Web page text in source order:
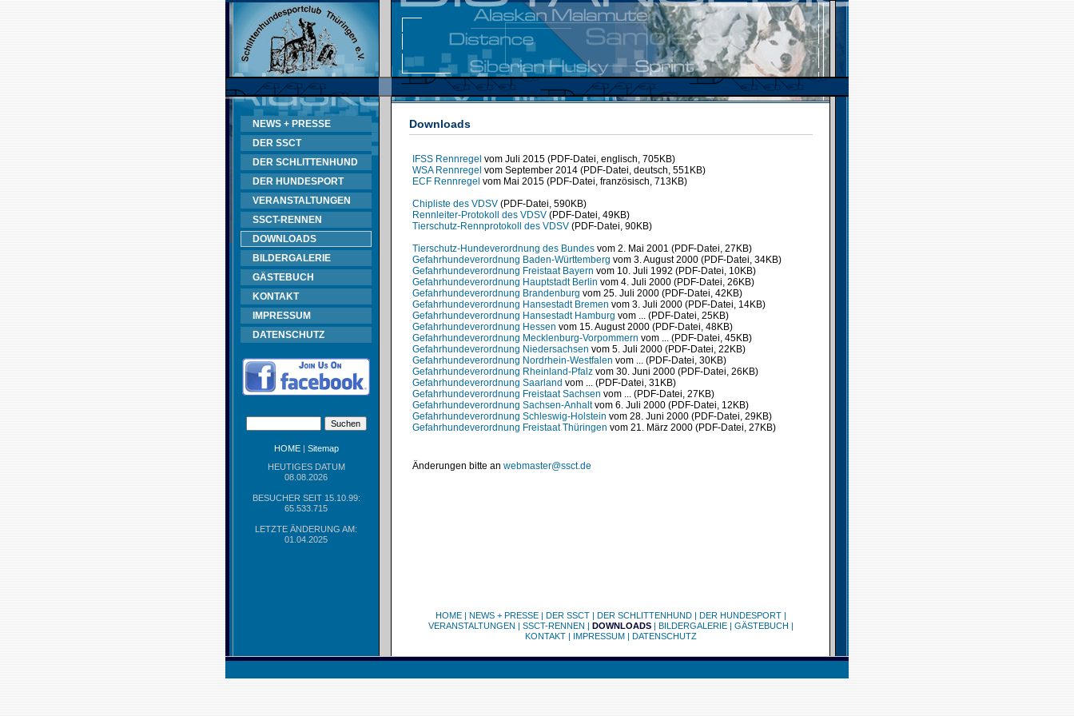
NEWS + PRESSE
DER SSCT
DER SCHLITTENHUND
DER HUNDESPORT
VERANSTALTUNGEN
SSCT-RENNEN
DOWNLOADS
BILDERGALERIE
GÄSTEBUCH
KONTAKT
IMPRESSUM
DATENSCHUTZ
HOME| Sitemap
HEUTIGES DATUM
08.08.2026
BESUCHER SEIT 15.10.99:
65.533.715
LETZTE ÄNDERUNG AM:
01.04.2025
Downloads
IFSS Rennregel vom Juli 2015 (PDF-Datei, englisch, 705KB)
WSA Rennregel vom September 2014 (PDF-Datei, deutsch, 551KB)
ECF Rennregel vom Mai 2015 (PDF-Datei, französisch, 713KB)
Chipliste des VDSV (PDF-Datei, 590KB)
Rennleiter-Protokoll des VDSV (PDF-Datei, 49KB)
Tierschutz-Rennprotokoll des VDSV (PDF-Datei, 90KB)
Tierschutz-Hundeverordnung des Bundes vom 2. Mai 2001 (PDF-Datei, 27KB)
Gefahrhundeverordnung Baden-Württemberg vom 3. August 2000 (PDF-Datei, 34KB)
Gefahrhundeverordnung Freistaat Bayern vom 10. Juli 1992 (PDF-Datei, 10KB)
Gefahrhundeverordnung Hauptstadt Berlin vom 4. Juli 2000 (PDF-Datei, 26KB)
Gefahrhundeverordnung Brandenburg vom 25. Juli 2000 (PDF-Datei, 42KB)
Gefahrhundeverordnung Hansestadt Bremen vom 3. Juli 2000 (PDF-Datei, 14KB)
Gefahrhundeverordnung Hansestadt Hamburg vom ... (PDF-Datei, 25KB)
Gefahrhundeverordnung Hessen vom 15. August 2000 (PDF-Datei, 48KB)
Gefahrhundeverordnung Mecklenburg-Vorpommern vom ... (PDF-Datei, 45KB)
Gefahrhundeverordnung Niedersachsen vom 5. Juli 2000 (PDF-Datei, 22KB)
Gefahrhundeverordnung Nordrhein-Westfalen vom ... (PDF-Datei, 30KB)
Gefahrhundeverordnung Rheinland-Pfalz vom 30. Juni 2000 (PDF-Datei, 26KB)
Gefahrhundeverordnung Saarland vom ... (PDF-Datei, 31KB)
Gefahrhundeverordnung Freistaat Sachsen vom ... (PDF-Datei, 27KB)
Gefahrhundeverordnung Sachsen-Anhaltvom 6. Juli 2000 (PDF-Datei, 12KB)
Gefahrhundeverordnung Schleswig-Holstein vom 28. Juni 2000 (PDF-Datei, 29KB)
Gefahrhundeverordnung Freistaat Thüringen vom 21. März 2000 (PDF-Datei, 27KB)
Änderungen bitte an webmaster@ssct.de
HOME| NEWS + PRESSE| DER SSCT| DER SCHLITTENHUND| DER HUNDESPORT|
VERANSTALTUNGEN | SSCT-RENNEN | DOWNLOADS| BILDERGALERIE| GÄSTEBUCH |
KONTAKT| IMPRESSUM| DATENSCHUTZ